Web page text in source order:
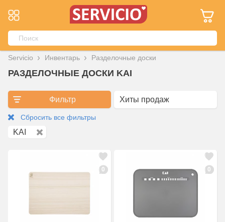
Servicio Инвентарь Разделочные доски
РАЗДЕЛОЧНЫЕ ДОСКИ KAI
Фильтр
Сбросить все фильтры
KAI
0 0